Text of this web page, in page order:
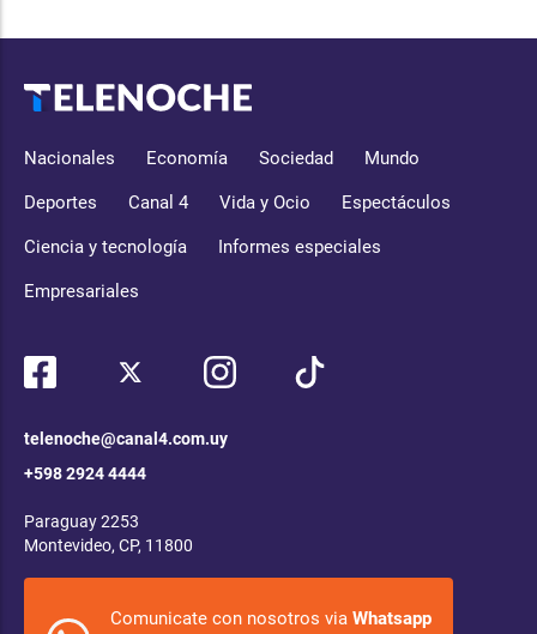
Nacionales Economía Sociedad Mundo
Deportes Canal 4 Vida y Ocio Espectáculos
Ciencia y tecnología Informes especiales
Empresariales
telenoche@canal4.com.uy
+598 2924 4444
Paraguay 2253
Montevideo, CP, 11800
Comunicate con nosotros via Whatsapp